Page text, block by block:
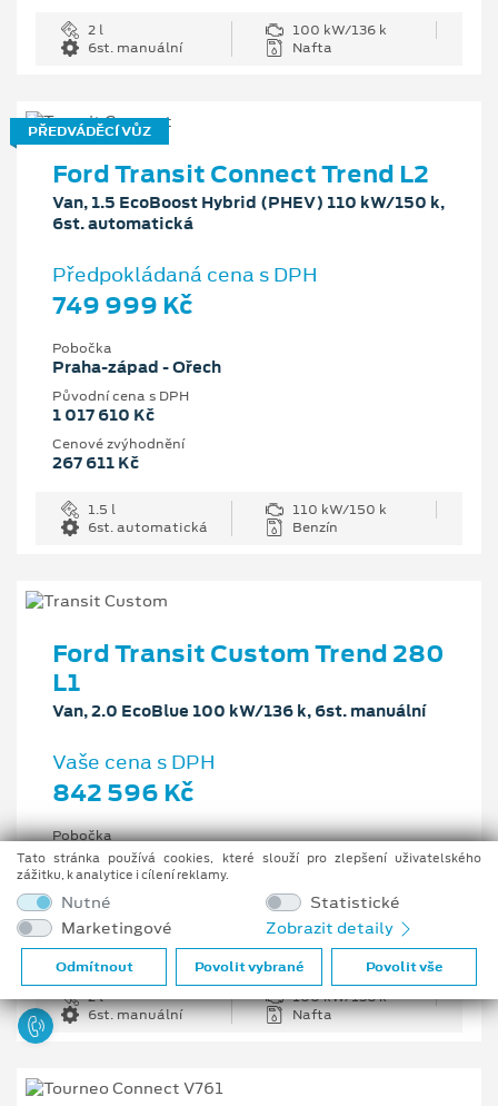
2 l
100 kW/136 k
6st. manuální
Nafta
PŘEDVÁDĚCÍ VŮZ
Ford Transit Connect Trend L2
Van, 1.5 EcoBoost Hybrid (PHEV) 110 kW/150 k,
6st. automatická
Předpokládaná cena s DPH
749 999 Kč
Pobočka
Praha-západ - Ořech
Původní cena s DPH
1 017 610 Kč
Cenové zvýhodnění
267 611 Kč
1.5 l
110 kW/150 k
6st. automatická
Benzín
Ford Transit Custom Trend 280
L1
Van, 2.0 EcoBlue 100 kW/136 k, 6st. manuální
Vaše cena s DPH
842 596 Kč
Pobočka
Centrální sklad v ČR
Původní cena s DPH
1 203 708 Kč
Cenové zvýhodnění
361 112 Kč
2 l
100 kW/136 k
6st. manuální
Nafta
Tato stránka používá cookies, které slouží pro zlepšení uživatelského
zážitku, k analytice i cílení reklamy.
Nutné
Statistické
Marketingové
Zobrazit detaily
Odmítnout Povolit vybrané Povolit vše